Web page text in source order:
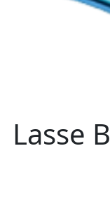
Lasse